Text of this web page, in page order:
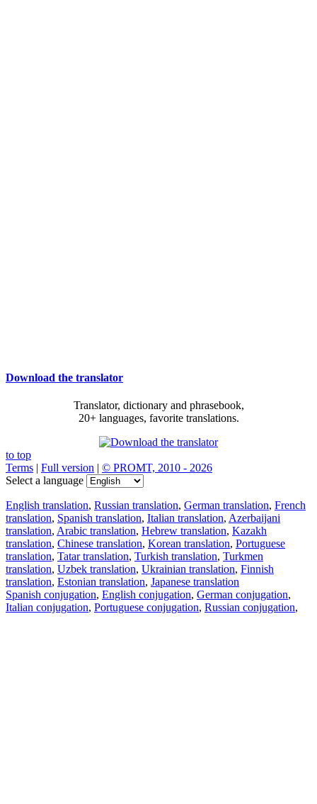
Download the translator
Translator, dictionary and phrasebook,
20+ languages, favorite translations.
to top
Terms | Full version | © PROMT, 2010 - 2026
Select a language
English translation, Russian translation, German translation, French
translation, Spanish translation, Italian translation, Azerbaijani
translation, Arabic translation, Hebrew translation, Kazakh
translation, Chinese translation, Korean translation, Portuguese
translation, Tatar translation, Turkish translation, Turkmen
translation, Uzbek translation, Ukrainian translation, Finnish
translation, Estonian translation, Japanese translation
Spanish conjugation, English conjugation, German conjugation,
Italian conjugation, Portuguese conjugation, Russian conjugation,